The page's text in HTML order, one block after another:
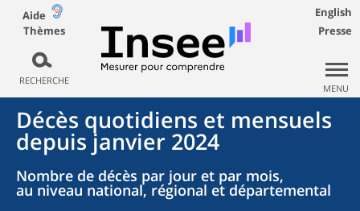
Aide
Thèmes
RECHERCHE
English
Presse
MENU
Décès quotidiens et mensuels
depuis janvier 2024
Nombre de décès par jour et par mois,
au niveau national, régional et départemental